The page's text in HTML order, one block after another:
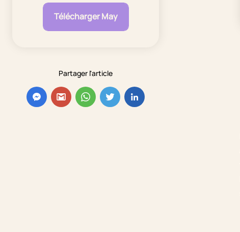
Télécharger May
Partager l'article